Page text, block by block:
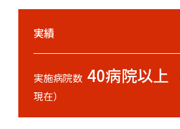
実績
実施病院数 40病院以上
現在）